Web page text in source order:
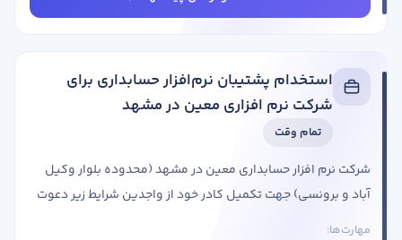
رزومه ...
استخدام پشتیبان نرم‌افزار حسابداری برای
شرکت نرم افزاری معین در مشهد
تمام وقت
شرکت نرم افزار حسابداری معین در مشهد (محدوده بلوار وکیل
آباد و برونسی) جهت تکمیل کادر خود از واجدین شرایط زیر دعوت
مهارت‌ها: